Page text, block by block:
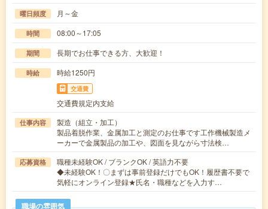
曜日頻度 月～金
時間 08:00～17:05
期間 長期でお仕事できる方、大歓迎！
時給 時給1250円
交通費
交通費規定内支給
仕事内容
製造（組立・加工）
製品着脱作業、金属加工と測定のお仕事です工作機械製造メ
ーカーで金属製品の加工や、図面を見ながら寸法検…
応募資格
職種未経験OK / ブランクOK / 英語力不要
◆未経験OK！〇まずは事前登録だけでもOK！履歴書不要で
気軽にオンライン登録★氏名・職種などを入力す…
職場の雰囲気